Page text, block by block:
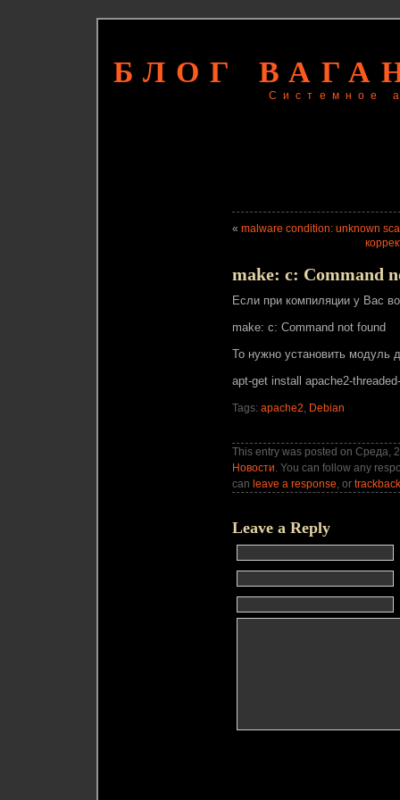
БЛОГ
Системное
« malware condition: unknown
make: c: Command
Если при компиляции у Вас
make: c: Command not found
То нужно установить модуль
apt-get install apache2-
Tags: apache2, Debian
This entry was posted on Среда,
Новости. You can follow any
can leave a response, or trackback
Leave a Reply